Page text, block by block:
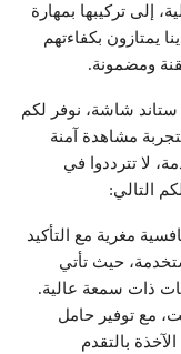
إلى تركيبها بمهارة
يمتازون بكفاءتهم
ومضمونة.
شاشة، نوفر لكم
مشاهدة آمنة
لا تترددوا في
التالي:
مغرية مع التأكيد
حيث تأتي
ذات سمعة عالية.
مع توفير حامل
بالتقدم